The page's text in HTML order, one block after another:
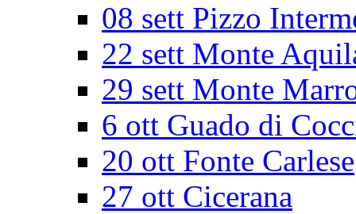
08 sett Pizzo
22 sett Monte
29 sett Monte
6 ott Guado di
20 ott Fonte Carlese
27 ott Cicerana